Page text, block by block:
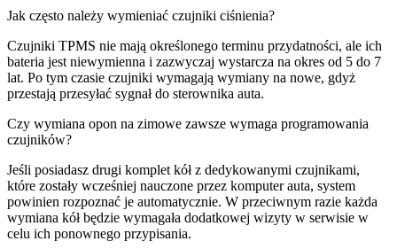
Jak często należy wymieniać czujniki ciśnienia?
Czujniki TPMS nie mają określonego terminu przydatności, ale ich
bateria jest niewymienna i zazwyczaj wystarcza na okres od 5 do 7
lat. Po tym czasie czujniki wymagają wymiany na nowe, gdyż
przestają przesyłać sygnał do sterownika auta.
Czy wymiana opon na zimowe zawsze wymaga programowania
czujników?
Jeśli posiadasz drugi komplet kół z dedykowanymi czujnikami,
które zostały wcześniej nauczone przez komputer auta, system
powinien rozpoznać je automatycznie. W przeciwnym razie każda
wymiana kół będzie wymagała dodatkowej wizyty w serwisie w
celu ich ponownego przypisania.